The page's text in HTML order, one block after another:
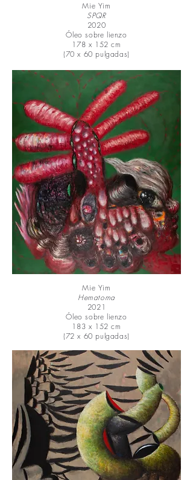
Mie Yim
SPQR
2020
Óleo sobre lienzo
178 x 152 cm
(70 x 60 pulgadas)
Mie Yim
Hematoma
2021
Óleo sobre lienzo
183 x 152 cm
(72 x 60 pulgadas)